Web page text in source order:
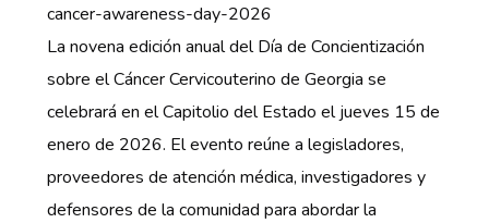
cancer-awareness-day-2026
La novena edición anual del Día de Concientización
sobre el Cáncer Cervicouterino de Georgia se
celebrará en el Capitolio del Estado el jueves 15 de
enero de 2026. El evento reúne a legisladores,
proveedores de atención médica, investigadores y
defensores de la comunidad para abordar la